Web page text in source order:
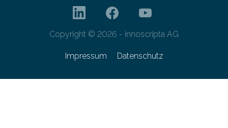
Copyright © 2026 - innoscripta AG
Impressum Datenschutz